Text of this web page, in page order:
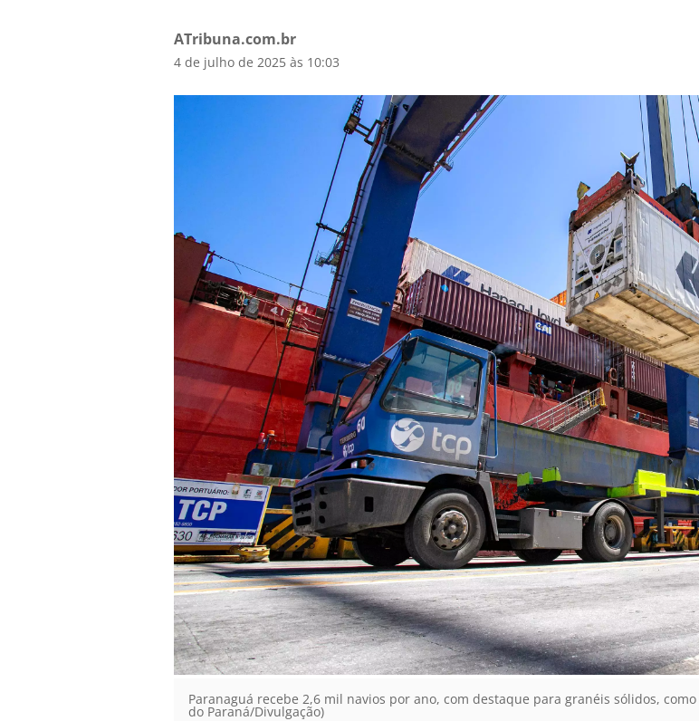
ATribuna.com.br
4 de julho de 2025 às 10:03
Paranaguá recebe 2,6 mil navios por ano, com destaque para granéis sólidos,
do Paraná/Divulgação)